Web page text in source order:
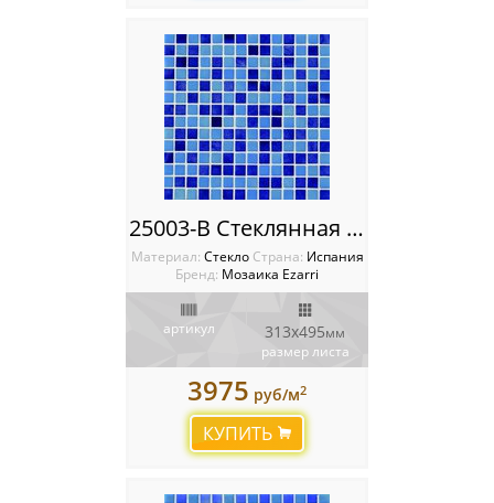
Мозаика Vidrepur
Ступени Dvomo
Ступени Exagress
25003-B Стеклянная мозаика Ezarri Mix
Материал: Стекло Cтрана: Испания
Бренд: Мозаика Ezarri
артикул 313x495мм
размер листа
3975 руб/м2
КУПИТЬ